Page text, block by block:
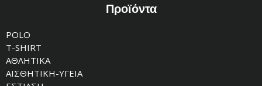
Προϊόντα
POLO
T-SHIRT
ΑΘΛΗΤΙΚΑ
ΑΙΣΘΗΤΙΚΗ-ΥΓΕΙΑ